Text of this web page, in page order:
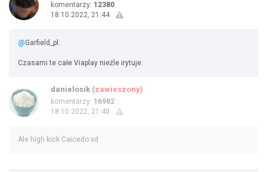
komentarzy: 12380
18.10.2022, 21:44
@Garfield_pl:
Czasami te całe Viaplay nieźle irytuje.
danielosik (zawieszony)
komentarzy: 16982
18.10.2022, 21:40
Ale high kick Caicedo xd